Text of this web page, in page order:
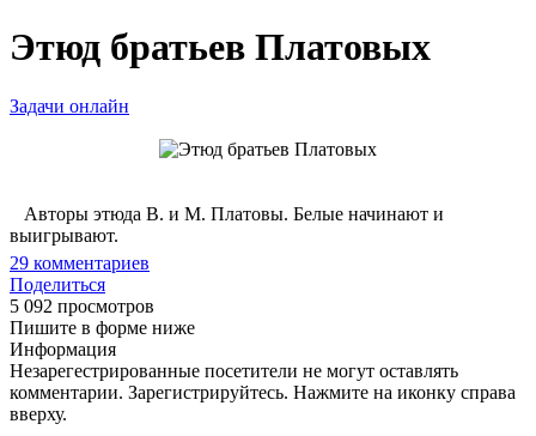
Этюд братьев Платовых
Задачи онлайн
Авторы этюда В. и М. Платовы. Белые начинают и
выигрывают.
29 комментариев
Поделиться
5 092 просмотров
Пишите в форме ниже
Информация
Незарегестрированные посетители не могут оставлять
комментарии. Зарегистрируйтесь. Нажмите на иконку справа
вверху.